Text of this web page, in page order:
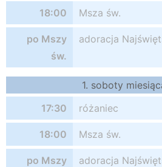
18:00 Msza św.
po Mszy
św.
adoracja
1. soboty
17:30
różaniec
18:00 Msza św.
po Mszy
adoracja